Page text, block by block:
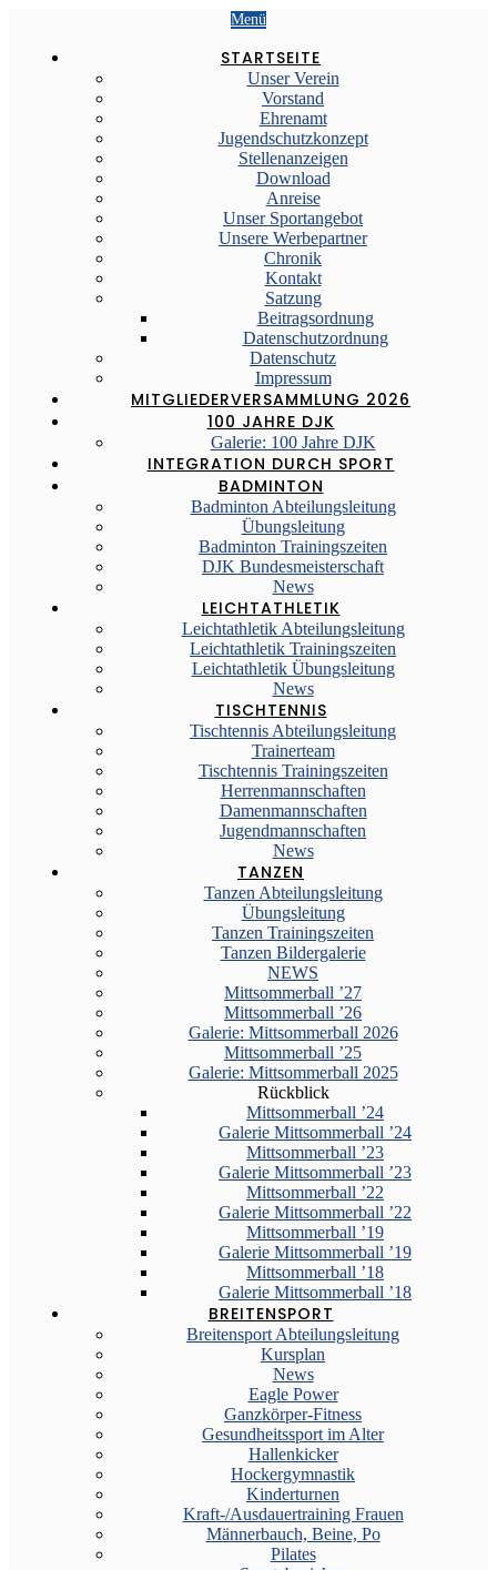
Menü
STARTSEITE
Unser Verein
Vorstand
Ehrenamt
Jugendschutzkonzept
Stellenanzeigen
Download
Anreise
Unser Sportangebot
Unsere Werbepartner
Chronik
Kontakt
Satzung
Beitragsordnung
Datenschutzordnung
Datenschutz
Impressum
MITGLIEDERVERSAMMLUNG 2026
100 JAHRE DJK
Galerie: 100 Jahre DJK
INTEGRATION DURCH SPORT
BADMINTON
Badminton Abteilungsleitung
Übungsleitung
Badminton Trainingszeiten
DJK Bundesmeisterschaft
News
LEICHTATHLETIK
Leichtathletik Abteilungsleitung
Leichtathletik Trainingszeiten
Leichtathletik Übungsleitung
News
TISCHTENNIS
Tischtennis Abteilungsleitung
Trainerteam
Tischtennis Trainingszeiten
Herrenmannschaften
Damenmannschaften
Jugendmannschaften
News
TANZEN
Tanzen Abteilungsleitung
Übungsleitung
Tanzen Trainingszeiten
Tanzen Bildergalerie
NEWS
Mittsommerball ’27
Mittsommerball ’26
Galerie: Mittsommerball 2026
Mittsommerball ’25
Galerie: Mittsommerball 2025
Rückblick
Mittsommerball ’24
Galerie Mittsommerball ’24
Mittsommerball ’23
Galerie Mittsommerball ’23
Mittsommerball ’22
Galerie Mittsommerball ’22
Mittsommerball ’19
Galerie Mittsommerball ’19
Mittsommerball ’18
Galerie Mittsommerball ’18
BREITENSPORT
Breitensport Abteilungsleitung
Kursplan
News
Eagle Power
Ganzkörper-Fitness
Gesundheitssport im Alter
Hallenkicker
Hockergymnastik
Kinderturnen
Kraft-/Ausdauertraining Frauen
Männerbauch, Beine, Po
Pilates